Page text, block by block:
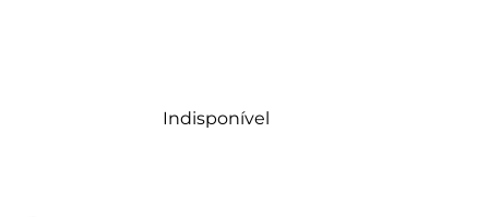
Indisponível